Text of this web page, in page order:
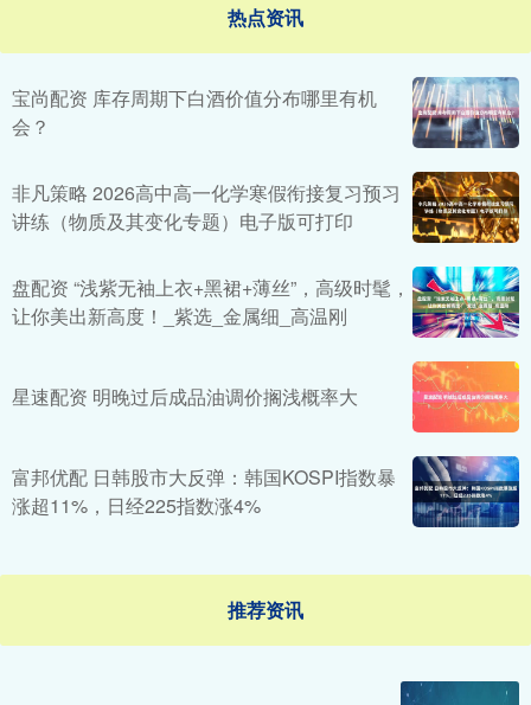
热点资讯
宝尚配资 库存周期下白酒价值分布哪里有机
会？
非凡策略 2026高中高一化学寒假衔接复习预习
讲练（物质及其变化专题）电子版可打印
盘配资 “浅紫无袖上衣+黑裙+薄丝”，高级时髦，
让你美出新高度！_紫选_金属细_高温刚
星速配资 明晚过后成品油调价搁浅概率大
富邦优配 日韩股市大反弹：韩国KOSPI指数暴
涨超11%，日经225指数涨4%
推荐资讯